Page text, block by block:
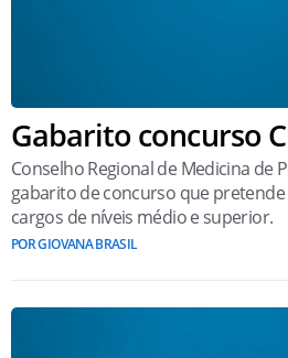
Gabarito concurso
Conselho Regional de Medicina de
gabarito de concurso que
cargos de níveis médio e superior.
POR GIOVANA BRASIL